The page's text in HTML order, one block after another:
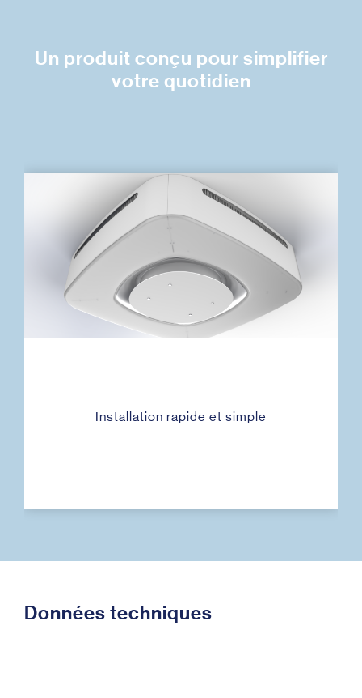
Un produit conçu pour simplifier
votre quotidien
Installation rapide et simple
Données techniques